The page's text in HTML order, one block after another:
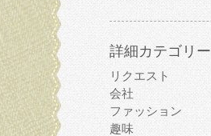
詳細カテゴリー
リクエスト
会社
ファッション
趣味